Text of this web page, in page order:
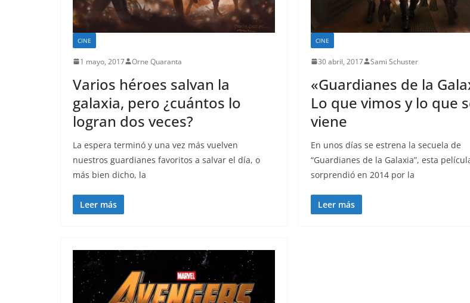
CINE
1 mayo, 2017 Orne Quaranta
Varios héroes salvan la
galaxia, pero ¿cuántos lo
logran dos veces?
La espera terminó y una vez más vuelven
nuestros guardianes favoritos a salvar el día, o
más bien dicho, la
Leer más
CINE
30 abril, 2017 Sami Schuster
«Guardianes de la
Lo que vimos y lo que
viene
En unos días se estrena la secuela de
“Guardianes de la Galaxia”, esta
sorprendió en 2014 por la
Leer más